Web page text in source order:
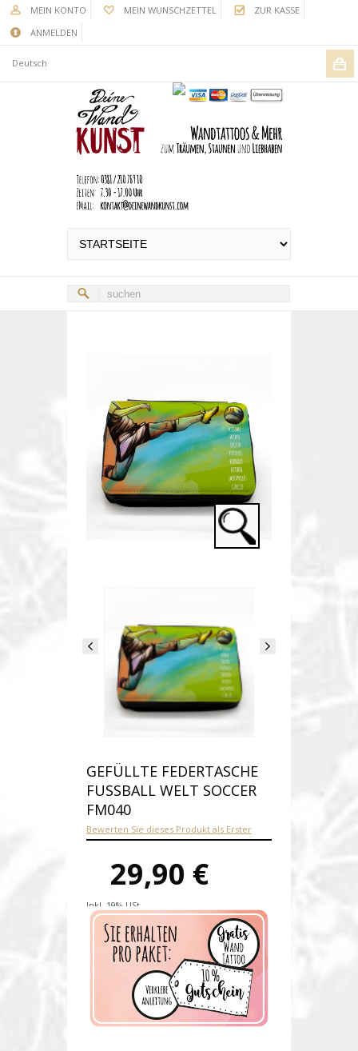
MEIN KONTO MEIN WUNSCHZETTEL
ZUR KASSE
ANMELDEN
Deutsch
GEFÜLLTE FEDERTASCHE
FUSSBALL WELT SOCCER F
M040
Bewerten Sie dieses Produkt als Erster
29,90 €
Inkl. 19% USt.
Versandkosten
Produktnummer:fm040-E
Verfügbarkeit:Auf Lager
Lieferzeit: 1-2 Werktage